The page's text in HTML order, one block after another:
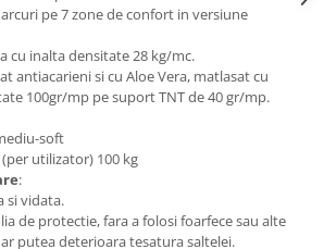
pe 7 zone de confort in versiune
cu inalta densitate 28 kg/mc.
antiacarieni si cu Aloe Vera, matlasat cu
100gr/mp pe suport TNT de 40 gr/mp.
soft
utilizator) 100 kg
:
si vidata.
de protectie, fara a folosi foarfece sau alte
putea deterioara tesatura saltelei.